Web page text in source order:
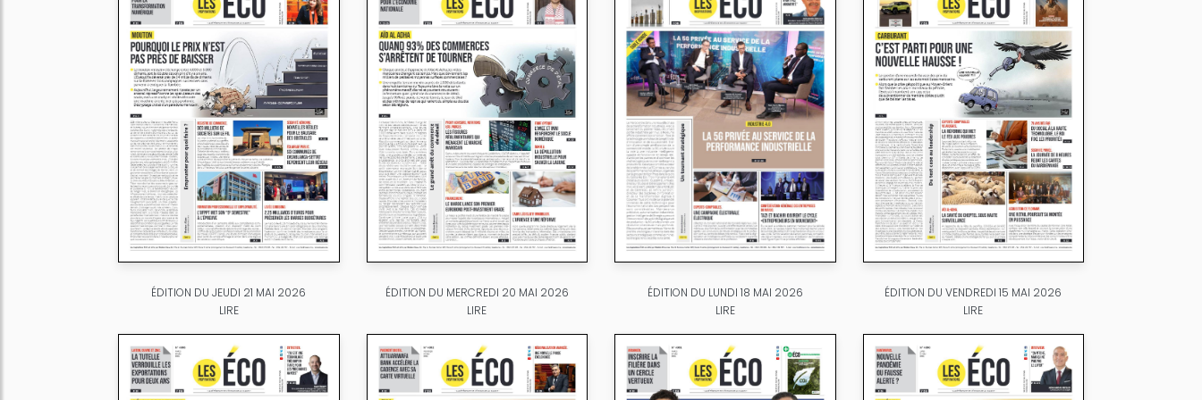
ÉDITION DU JEUDI 21 MAI 2026
LIRE
ÉDITION DU MERCREDI 20 MAI 2026
LIRE
ÉDITION DU LUNDI 18 MAI 2026
LIRE
ÉDITION DU VENDREDI 15 MAI 2026
LIRE